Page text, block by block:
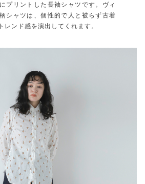
プリントした長袖シャツです。ヴィ
シャツは、個性的で人と被らず古着
レンド感を演出してくれます。